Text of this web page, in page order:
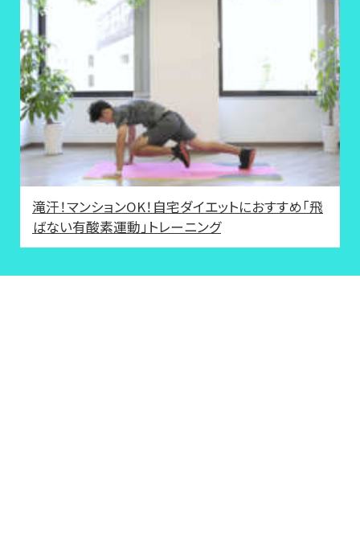
滝汗！マンションOK！自宅ダイエットにおすすめ「飛
ばない有酸素運動」トレーニング